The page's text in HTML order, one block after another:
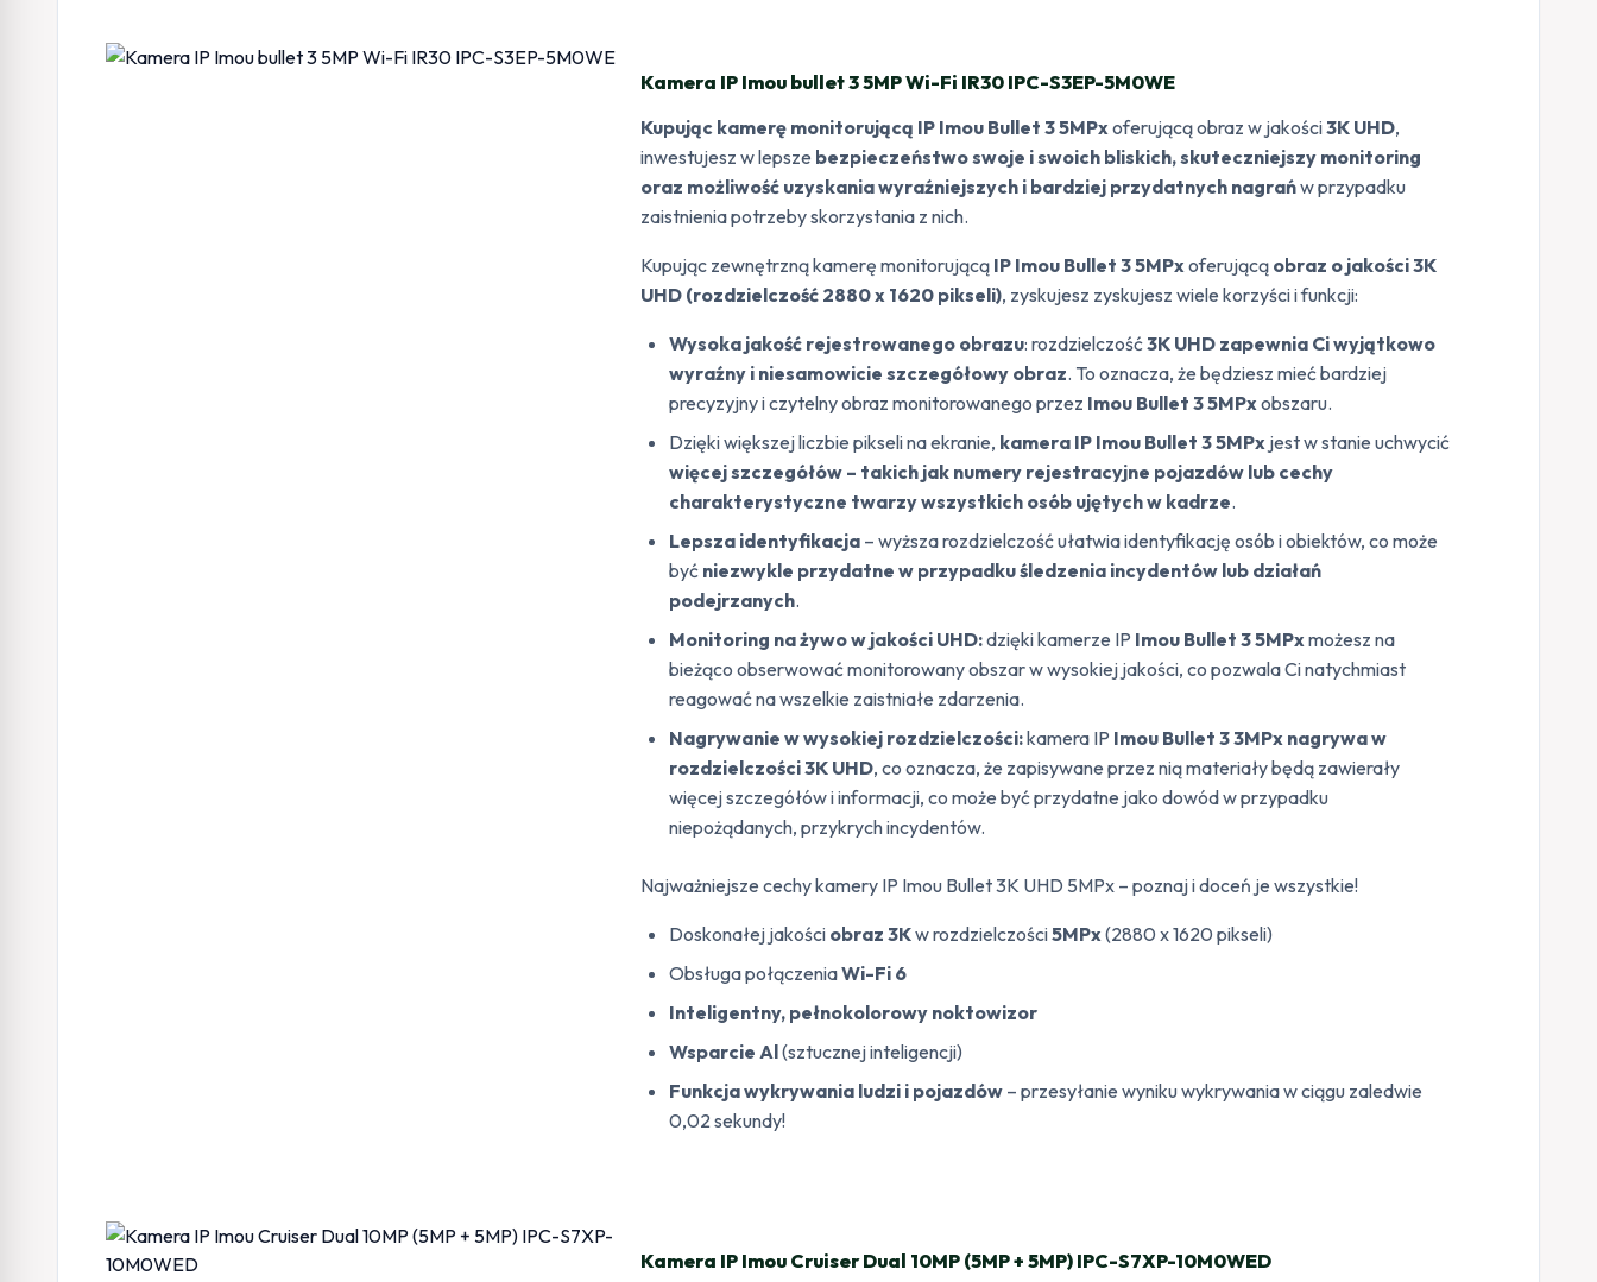
Kamera IP Imou bullet 3 5MP Wi-Fi IR30 IPC-S3EP-5M0WE
Kupując kamerę monitorującą IP Imou Bullet 3 5MPx oferującą obraz w jakości3K UHD,
inwestujesz w lepsze bezpieczeństwo swoje i swoich bliskich, skuteczniejszy monitoring
oraz możliwość uzyskania wyraźniejszych i bardziej przydatnych nagrańw przypadku
zaistnienia potrzeby skorzystania z nich.
Kupując zewnętrzną kamerę monitorującą IP Imou Bullet 3 5MPx oferującą obraz o jakości 3K
UHD (rozdzielczość 2880 x 1620 pikseli), zyskujesz zyskujesz wiele korzyści i funkcji:
Wysoka jakość rejestrowanego obrazu: rozdzielczość3K UHD zapewnia Ci wyjątkowo
wyraźny i niesamowicie szczegółowy obraz. To oznacza, że będziesz mieć bardziej
precyzyjny i czytelny obraz monitorowanego przez Imou Bullet 3 5MPxobszaru.
Dzięki większej liczbie pikseli na ekranie, kamera IP Imou Bullet 3 5MPx jest w stanie uchwycić
więcej szczegółów – takich jak numery rejestracyjne pojazdów lub cechy
charakterystyczne twarzy wszystkich osób ujętych w kadrze.
Lepsza identyfikacja – wyższa rozdzielczość ułatwia identyfikację osób i obiektów, co może
być niezwykle przydatne w przypadku śledzenia incydentów lub działań
podejrzanych.
Monitoring na żywo w jakości UHD:dzięki kamerze IP Imou Bullet 3 5MPx możesz na
bieżąco obserwować monitorowany obszar w wysokiej jakości, co pozwala Ci natychmiast
reagować na wszelkie zaistniałe zdarzenia.
Nagrywanie w wysokiej rozdzielczości:kamera IP Imou Bullet 3 3MPx nagrywa w
rozdzielczości 3K UHD, co oznacza, że zapisywane przez nią materiały będą zawierały
więcej szczegółów i informacji, co może być przydatne jako dowód w przypadku
niepożądanych, przykrych incydentów.
Najważniejsze cechy kamery IP Imou Bullet 3K UHD 5MPx – poznaj i doceń je wszystkie!
Doskonałej jakości obraz 3Kw rozdzielczości5MPx(2880 x 1620 pikseli)
Obsługa połączeniaWi-Fi 6
Inteligentny, pełnokolorowy noktowizor
Wsparcie Al(sztucznej inteligencji)
Funkcja wykrywania ludzi i pojazdów – przesyłanie wyniku wykrywania w ciągu zaledwie
0,02 sekundy!
Kamera IP Imou Cruiser Dual 10MP (5MP + 5MP) IPC-S7XP-10M0WED